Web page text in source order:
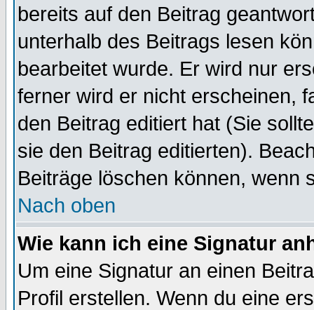
bereits auf den Beitrag
unterhalb des Beitrags lesen
bearbeitet wurde. Er wird nur
ferner wird er nicht erscheinen,
den Beitrag editiert hat (Sie
sie den Beitrag editierten).
Beiträge löschen können, wenn
Nach oben
Wie kann ich eine Signatur
Um eine Signatur an einen
Profil erstellen. Wenn du eine